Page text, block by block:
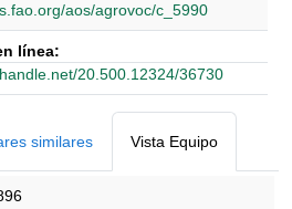
aos/agrovoc/c_5990
línea:
20.500.12324/36730
similares Vista Equipo